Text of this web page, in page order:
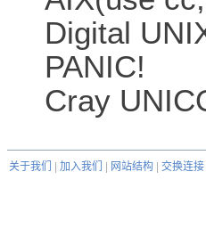
Digital
PANIC!
Cray
关于我们 加入我们 网站结构 交换连接